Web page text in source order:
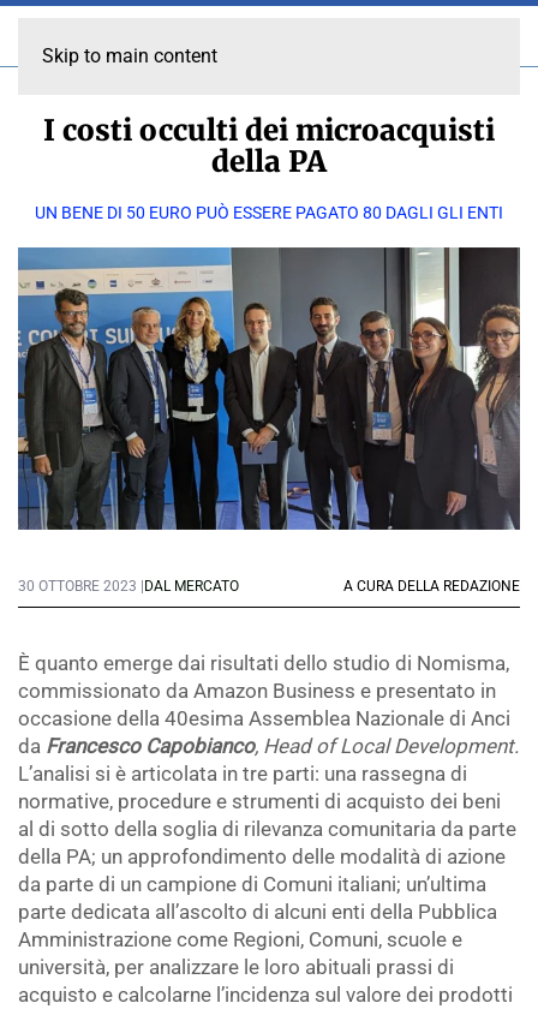
Skip to main content
I costi occulti dei microacquisti
della PA
UN BENE DI 50 EURO PUÒ ESSERE PAGATO 80 DAGLI GLI ENTI
30 OTTOBRE 2023 | DAL MERCATO A CURA DELLA REDAZIONE
È quanto emerge dai risultati dello studio di Nomisma,
commissionato da Amazon Business e presentato in
occasione della 40esima Assemblea Nazionale di Anci
da Francesco Capobianco, Head of Local Development.
L’analisi si è articolata in tre parti: una rassegna di
normative, procedure e strumenti di acquisto dei beni
al di sotto della soglia di rilevanza comunitaria da parte
della PA; un approfondimento delle modalità di azione
da parte di un campione di Comuni italiani; un’ultima
parte dedicata all’ascolto di alcuni enti della Pubblica
Amministrazione come Regioni, Comuni, scuole e
università, per analizzare le loro abituali prassi di
acquisto e calcolarne l’incidenza sul valore dei prodotti